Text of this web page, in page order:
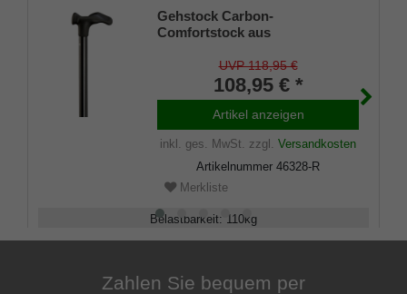
Gehstock Carbon-
Comfortstock aus
Carbon(Kohlefaserverbundstof
f), anatomischer Griff mit
samtiger Softgrip-Oberfläche,
höhenverstellbar, inklusiv
Gummipuffer.
UVP 118,95 €
108,95 € *
Artikel anzeigen
inkl. ges. MwSt. zzgl. Versandkosten
Artikelnummer 46328-R
Merkliste
Belastbarkeit: 110kg
Zahlen Sie bequem per